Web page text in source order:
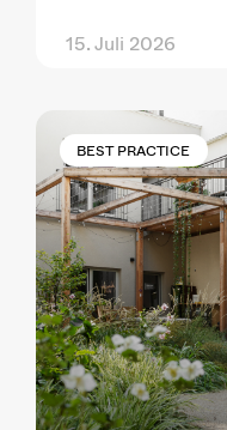
15. Juli 2026
BEST PRACTICE